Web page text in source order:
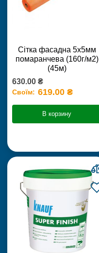
Сітка фасадна 5х5мм
помаранчева (160г/м2)
(45м)
630.00 ₴
Своїм: 619.00 ₴
В корзину